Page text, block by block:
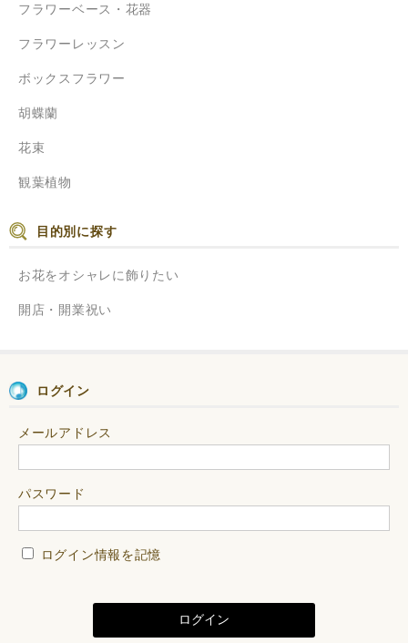
フラワーベース・花器
フラワーレッスン
ボックスフラワー
胡蝶蘭
花束
観葉植物
目的別に探す
お花をオシャレに飾りたい
開店・開業祝い
ログイン
メールアドレス
パスワード
ログイン情報を記憶